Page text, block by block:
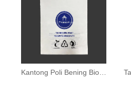
Kantong Poli Bening Biodegradable